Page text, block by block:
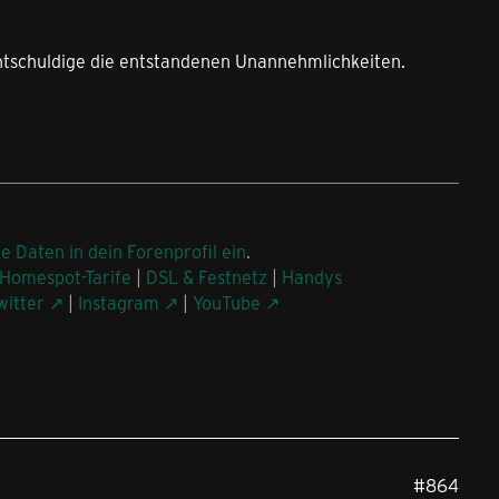
die entstandenen Unannehmlichkeiten.
Daten in dein Forenprofil ein.
Homespot-Tarife | DSL & Festnetz | Handys
| Instagram | YouTube
#864